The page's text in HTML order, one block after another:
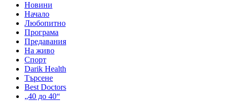
Новини
Начало
Любопитно
Програма
Предавания
На живо
Спорт
Darik Health
Търсене
Best Doctors
„40 до 40“